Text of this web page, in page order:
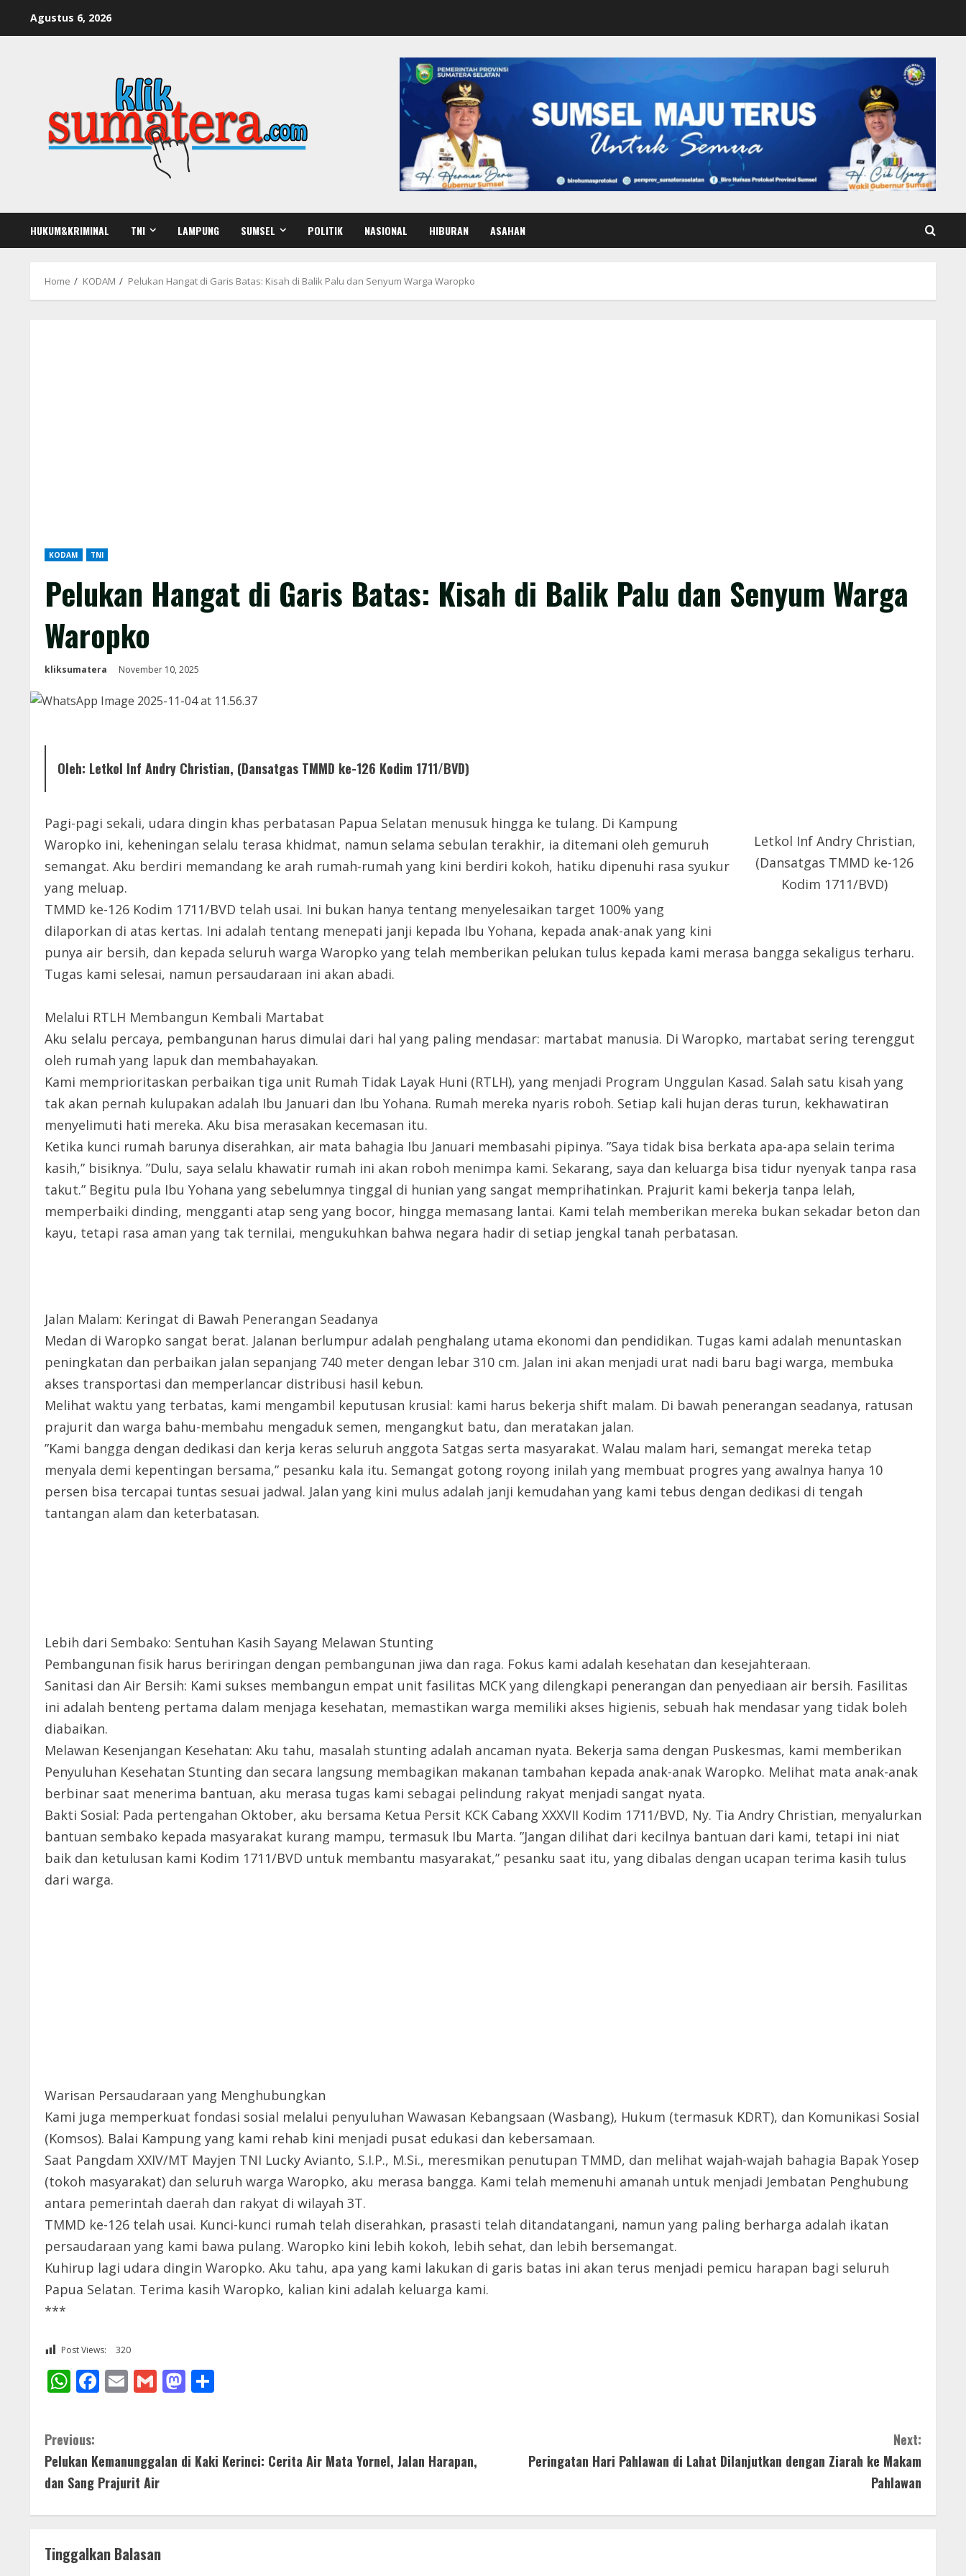
Agustus 6, 2026
HUKUM&KRIMINAL TNI LAMPUNG SUMSEL POLITIK NASIONAL HIBURAN ASAHAN
Home KODAM Pelukan Hangat di Garis Batas: Kisah di Balik Palu dan Senyum Warga Waropko
KODAM TNI
Pelukan Hangat di Garis Batas: Kisah di Balik Palu dan Senyum Warga
Waropko
kliksumatera November 10, 2025
Oleh: Letkol Inf Andry Christian, (Dansatgas TMMD ke-126 Kodim 1711/BVD)
Letkol Inf Andry Christian,
(Dansatgas TMMD ke-126
Kodim 1711/BVD)
Pagi-pagi sekali, udara dingin khas perbatasan Papua Selatan menusuk hingga ke tulang. Di Kampung
Waropko ini, keheningan selalu terasa khidmat, namun selama sebulan terakhir, ia ditemani oleh gemuruh
semangat. Aku berdiri memandang ke arah rumah-rumah yang kini berdiri kokoh, hatiku dipenuhi rasa syukur
yang meluap.
TMMD ke-126 Kodim 1711/BVD telah usai. Ini bukan hanya tentang menyelesaikan target 100% yang
dilaporkan di atas kertas. Ini adalah tentang menepati janji kepada Ibu Yohana, kepada anak-anak yang kini
punya air bersih, dan kepada seluruh warga Waropko yang telah memberikan pelukan tulus kepada kami merasa bangga sekaligus terharu.
Tugas kami selesai, namun persaudaraan ini akan abadi.
Melalui RTLH Membangun Kembali Martabat
Aku selalu percaya, pembangunan harus dimulai dari hal yang paling mendasar: martabat manusia. Di Waropko, martabat sering terenggut
oleh rumah yang lapuk dan membahayakan.
Kami memprioritaskan perbaikan tiga unit Rumah Tidak Layak Huni (RTLH), yang menjadi Program Unggulan Kasad. Salah satu kisah yang
tak akan pernah kulupakan adalah Ibu Januari dan Ibu Yohana. Rumah mereka nyaris roboh. Setiap kali hujan deras turun, kekhawatiran
menyelimuti hati mereka. Aku bisa merasakan kecemasan itu.
Ketika kunci rumah barunya diserahkan, air mata bahagia Ibu Januari membasahi pipinya. ”Saya tidak bisa berkata apa-apa selain terima
kasih,” bisiknya. ”Dulu, saya selalu khawatir rumah ini akan roboh menimpa kami. Sekarang, saya dan keluarga bisa tidur nyenyak tanpa rasa
takut.” Begitu pula Ibu Yohana yang sebelumnya tinggal di hunian yang sangat memprihatinkan. Prajurit kami bekerja tanpa lelah,
memperbaiki dinding, mengganti atap seng yang bocor, hingga memasang lantai. Kami telah memberikan mereka bukan sekadar beton dan
kayu, tetapi rasa aman yang tak ternilai, mengukuhkan bahwa negara hadir di setiap jengkal tanah perbatasan.
Jalan Malam: Keringat di Bawah Penerangan Seadanya
Medan di Waropko sangat berat. Jalanan berlumpur adalah penghalang utama ekonomi dan pendidikan. Tugas kami adalah menuntaskan
peningkatan dan perbaikan jalan sepanjang 740 meter dengan lebar 310 cm. Jalan ini akan menjadi urat nadi baru bagi warga, membuka
akses transportasi dan memperlancar distribusi hasil kebun.
Melihat waktu yang terbatas, kami mengambil keputusan krusial: kami harus bekerja shift malam. Di bawah penerangan seadanya, ratusan
prajurit dan warga bahu-membahu mengaduk semen, mengangkut batu, dan meratakan jalan.
”Kami bangga dengan dedikasi dan kerja keras seluruh anggota Satgas serta masyarakat. Walau malam hari, semangat mereka tetap
menyala demi kepentingan bersama,” pesanku kala itu. Semangat gotong royong inilah yang membuat progres yang awalnya hanya 10
persen bisa tercapai tuntas sesuai jadwal. Jalan yang kini mulus adalah janji kemudahan yang kami tebus dengan dedikasi di tengah
tantangan alam dan keterbatasan.
Lebih dari Sembako: Sentuhan Kasih Sayang Melawan Stunting
Pembangunan fisik harus beriringan dengan pembangunan jiwa dan raga. Fokus kami adalah kesehatan dan kesejahteraan.
Sanitasi dan Air Bersih: Kami sukses membangun empat unit fasilitas MCK yang dilengkapi penerangan dan penyediaan air bersih. Fasilitas
ini adalah benteng pertama dalam menjaga kesehatan, memastikan warga memiliki akses higienis, sebuah hak mendasar yang tidak boleh
diabaikan.
Melawan Kesenjangan Kesehatan: Aku tahu, masalah stunting adalah ancaman nyata. Bekerja sama dengan Puskesmas, kami memberikan
Penyuluhan Kesehatan Stunting dan secara langsung membagikan makanan tambahan kepada anak-anak Waropko. Melihat mata anak-anak
berbinar saat menerima bantuan, aku merasa tugas kami sebagai pelindung rakyat menjadi sangat nyata.
Bakti Sosial: Pada pertengahan Oktober, aku bersama Ketua Persit KCK Cabang XXXVII Kodim 1711/BVD, Ny. Tia Andry Christian, menyalurkan
bantuan sembako kepada masyarakat kurang mampu, termasuk Ibu Marta. ”Jangan dilihat dari kecilnya bantuan dari kami, tetapi ini niat
baik dan ketulusan kami Kodim 1711/BVD untuk membantu masyarakat,” pesanku saat itu, yang dibalas dengan ucapan terima kasih tulus
dari warga.
Warisan Persaudaraan yang Menghubungkan
Kami juga memperkuat fondasi sosial melalui penyuluhan Wawasan Kebangsaan (Wasbang), Hukum (termasuk KDRT), dan Komunikasi Sosial
(Komsos). Balai Kampung yang kami rehab kini menjadi pusat edukasi dan kebersamaan.
Saat Pangdam XXIV/MT Mayjen TNI Lucky Avianto, S.I.P., M.Si., meresmikan penutupan TMMD, dan melihat wajah-wajah bahagia Bapak Yosep
(tokoh masyarakat) dan seluruh warga Waropko, aku merasa bangga. Kami telah memenuhi amanah untuk menjadi Jembatan Penghubung
antara pemerintah daerah dan rakyat di wilayah 3T.
TMMD ke-126 telah usai. Kunci-kunci rumah telah diserahkan, prasasti telah ditandatangani, namun yang paling berharga adalah ikatan
persaudaraan yang kami bawa pulang. Waropko kini lebih kokoh, lebih sehat, dan lebih bersemangat.
Kuhirup lagi udara dingin Waropko. Aku tahu, apa yang kami lakukan di garis batas ini akan terus menjadi pemicu harapan bagi seluruh
Papua Selatan. Terima kasih Waropko, kalian kini adalah keluarga kami.
***
Post Views: 320
WhatsApp
Facebook
EmailGmailMastodon
C
o
i
Previous:
Pelukan Kemanunggalan di Kaki Kerinci: Cerita Air Mata Yornel, Jalan Harapan,
dan Sang Prajurit Air
Next:
Peringatan Hari Pahlawan di Lahat Dilanjutkan dengan Ziarah ke Makam
Pahlawan
Tinggalkan Balasan